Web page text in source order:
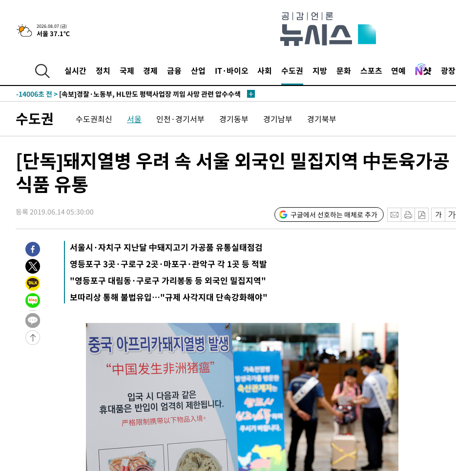
2026.08.07 (금)
서울 37.1℃
실시간 정치 국제 경제 금융 산업 IT·바이오 사회 수도권 지방 문화 스포츠 연예 광장
-20449초 전 >[속보]종합특검, '관저이전 봐주기 감사' 유병호 구속기소
-15493초 전 >
"미 전국적 살모네라 식중독 원인은 멕시코산 할라피뇨"-- CDC
-14006초 전 >[속보]경찰·노동부, HL만도 평택사업장 끼임 사망 관련 압수수색
-13887초 전 > [속보]합수본, '투표율 허위 입력' 중앙·서울·경기도 선관위 등 9곳
-13642초 전 >
-13438초 전 >
[속보]삼성전자·SK하이닉스 동반 강보합…1%대 상승 출발
-13424초 전 >[속보]코스닥, 5.95포인트(0.74%) 상승한 807.62개장
-13392초 전 >[속보]코스피, 6300선 재탈환…1.09% 오른 6365.07 개장
-10557초 전 >
시리아 다마스쿠스 교외에서 미니버스 폭발.. 14명 부상, 3명은 중
태
-9855초 전 >
입추에도 극한더위…서울 낮 39도 '폭염중대경보'
-4819초 전 >
이란, 호르무즈서 "적국 목표물들"과 대치로 남부 케슘섬에서 두차
-3534초 전 >[속보]美, 폴리실리콘 수입 규제…파생제품 15% 관세, 120일 후 발
-31760초 전 > [속보]규제합리화위원회 부위원장에 김태유 서울대 공대 교수…이
병태 후임
-28118초 전 >
[속보]국힘 윤리위, '돌려차기 발언' 진종오·서범수 징계 절차 개시
-23443초 전 >
[속보] 7월 중국 수출 23.9%↑ 수입 27.5%↑…무역총액
25.3%↑
-20603초 전 >
-20469초 전 >
[속보]종합특검, '관저이전 봐주기 감사' 유병호 구속기소
-17069초 전 >
-16319초 전 >
[속보]'300억원대 사기 혐의' 차가원 대표 구속 송치
-15513초 전 >
"미 전국적 살모네라 식중독 원인은 멕시코산 할라피뇨"-- CDC
[속보]경찰·노동부, HL만도 평택사업장 끼임 사망 관련 압수수색
[속보]합수본, '투표율 허위 입력' 중앙·서울·경기도 선관위 등 9곳
[속보]삼성전자·SK하이닉스 동반 강보합…1%대 상승 출발
[속보]코스닥, 5.95포인트(0.74%) 상승한 807.62개장
[속보]코스피, 6300선 재탈환…1.09% 오른 6365.07 개장
시리아 다마스쿠스 교외에서 미니버스 폭발.. 14명 부상, 3명은 중
입추에도 극한더위…서울 낮 39도 '폭염중대경보'
이란, 호르무즈서 "적국 목표물들"과 대치로 남부 케슘섬에서 두차
수도권 수도권최신 서울 인천·경기서부 경기동부 경기남부 경기북부
[단독]돼지열병 우려 속 서울 외국인 밀집지역 中돈육가공
식품 유통
등록 2019.06.14 05:30:00 구글에서 선호하는 매체로 추가
서울시·자치구 지난달 中돼지고기 가공품 유통실태점검
영등포구 3곳·구로구 2곳·마포구·관악구 각 1곳 등 적발
"영등포구 대림동·구로구 가리봉동 등 외국인 밀집지역"
보따리상 통해 불법유입…"규제 사각지대 단속강화해야"